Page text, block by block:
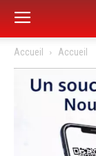
Accueil Accueil